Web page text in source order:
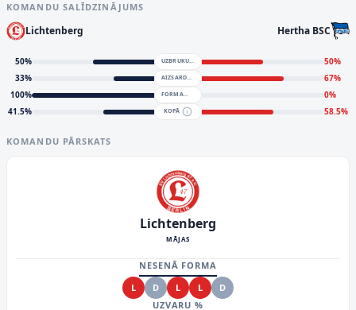
KOMANDU SALĪDZINĀJUMS
Lichtenberg Hertha BSC
50% UZBRUKUMS 50%
33% AIZSARDZĪBA 67%
100% FORMA 0%
41.5% KOPĀ 58.5%
KOMANDU PĀRSKATS
Lichtenberg
MĀJAS
NESENĀ FORMA
L
D L L
D
UZVARU %